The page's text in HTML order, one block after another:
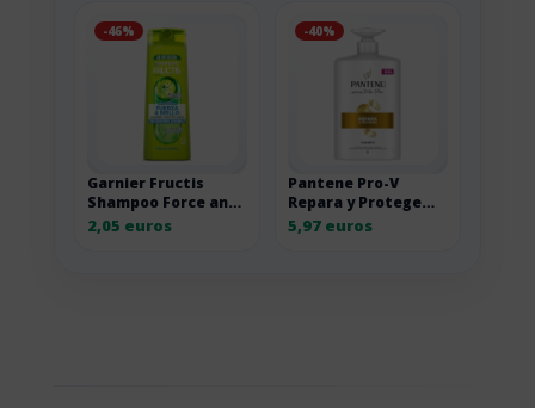
-46%
Garnier Fructis
Shampoo Force and
Gloss Shampoo, 2-in-
1 380ml por 4,10
2,05 euros
-40%
Pantene Pro-V
Repara y Protege
Champú Reparador
1L por 11,94 euros
5,97 euros